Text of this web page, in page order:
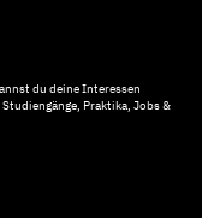
du deine Interessen
Praktika, Jobs &